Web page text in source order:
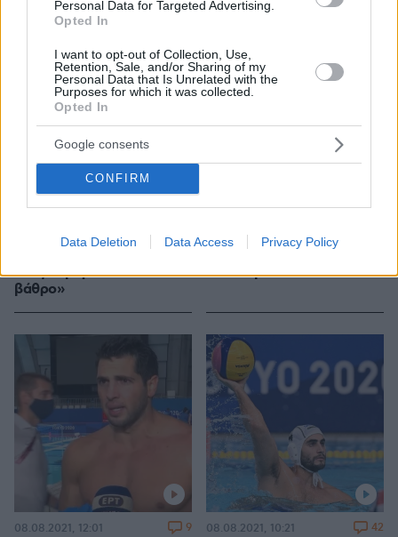
Personal Data for Targeted Advertising.
Opted In
I want to opt-out of Collection, Use,
Retention, Sale, and/or Sharing of my
Personal Data that Is Unrelated with the
Purposes for which it was collected.
Opted In
Google consents
CONFIRM
Data Deletion Data Access Privacy Policy
Βλάχος: «Περήφανος για
τους καμαρώσω στο
βάθρο»
Ολυμπιακοί Αγώνες: Στην
πίνακα μεταλλίων
08.08.2021, 12:01 9 08.08.2021, 10:21 42